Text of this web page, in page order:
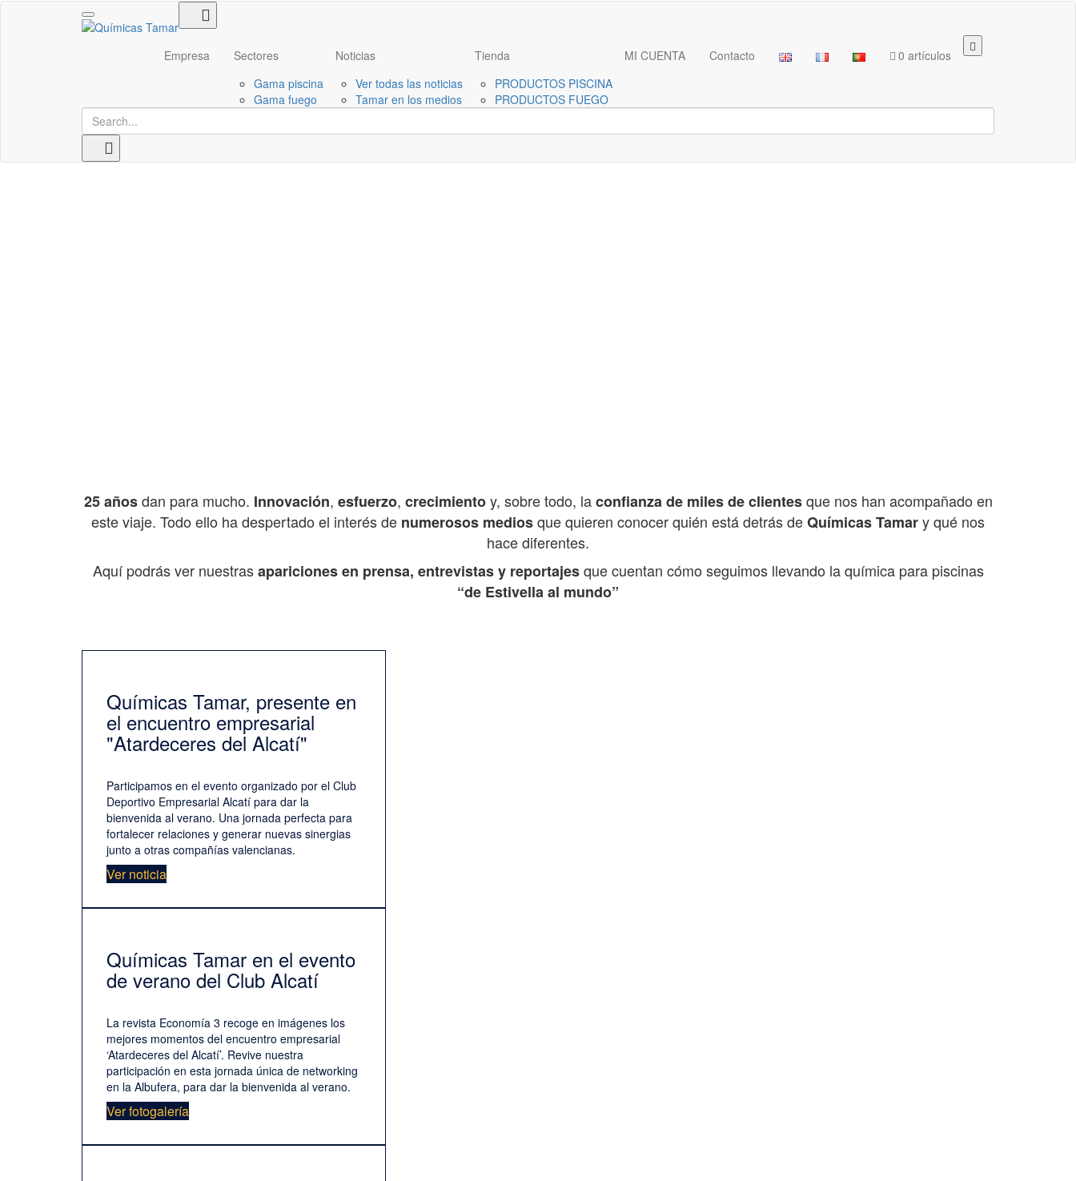
Toggle navigation
Empresa
Sectores
Gama piscina
Gama fuego
Noticias
Ver todas las noticias
Tamar en los medios
Tienda
PRODUCTOS PISCINA
PRODUCTOS FUEGO
MI CUENTA Contacto 0 artículos
25 añosdan para mucho. Innovación, esfuerzo, crecimientoy, sobre todo, laconfianza de miles de clientesque nos han acompañado en
este viaje. Todo ello ha despertado el interés de numerosos mediosque quieren conocer quién está detrás deQuímicas Tamary qué nos
hace diferentes.
Aquí podrás ver nuestrasapariciones en prensa, entrevistas y reportajesque cuentan cómo seguimos llevando la química para piscinas
“de Estivella al mundo”
Químicas Tamar, presente en
el encuentro empresarial
"Atardeceres del Alcatí"
Participamos en el evento organizado por el Club
Deportivo Empresarial Alcatí para dar la
bienvenida al verano. Una jornada perfecta para
fortalecer relaciones y generar nuevas sinergias
junto a otras compañías valencianas.
Ver noticia
Químicas Tamar en el evento
de verano del Club Alcatí
La revista Economía 3 recoge en imágenes los
mejores momentos del encuentro empresarial
‘Atardeceres del Alcatí’. Revive nuestra
participación en esta jornada única de networking
en la Albufera, para dar la bienvenida al verano.
Ver fotogalería